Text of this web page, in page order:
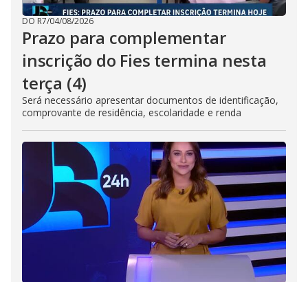
DO R7/04/08/2026
Prazo para complementar
inscrição do Fies termina nesta
terça (4)
Será necessário apresentar documentos de identificação,
comprovante de residência, escolaridade e renda